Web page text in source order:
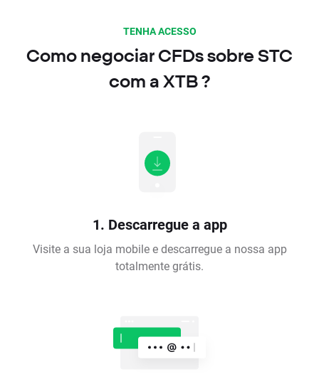
TENHA ACESSO
Como negociar CFDs sobre STC
com a XTB ?
1. Descarregue a app
Visite a sua loja mobile e descarregue a nossa app
totalmente grátis.